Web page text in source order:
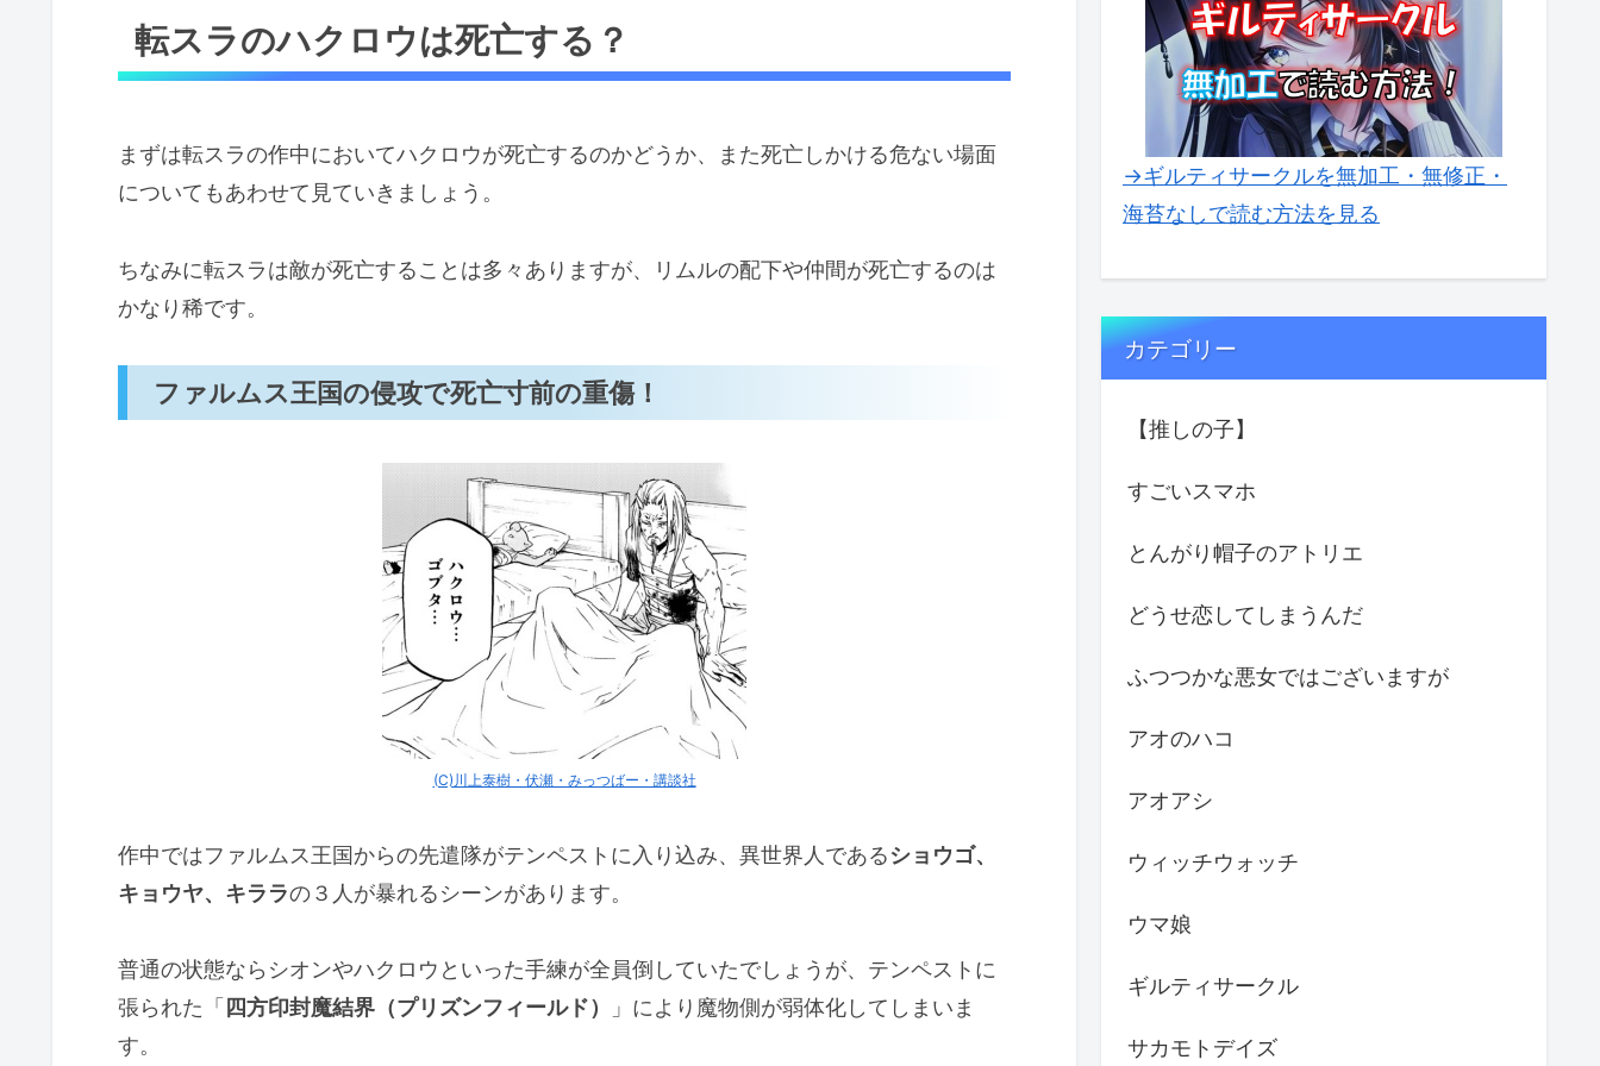
ファルムス王国の侵攻で死亡寸前の重傷！
武闘大会のシオン戦で危うく死亡？
転スラのハクロウは死亡する？
まずは転スラの作中においてハクロウが死亡するのかどうか、また死亡しかける危ない場面
についてもあわせて見ていきましょう。
ちなみに転スラは敵が死亡することは多々ありますが、リムルの配下や仲間が死亡するのは
かなり稀です。
ファルムス王国の侵攻で死亡寸前の重傷！
(C)川上泰樹・伏瀬・みっつばー・講談社
作中ではファルムス王国からの先遣隊がテンペストに入り込み、異世界人であるショウゴ、
キョウヤ、キララの３人が暴れるシーンがあります。
普通の状態ならシオンやハクロウといった手練が全員倒していたでしょうが、テンペストに
張られた「 四方印封魔結界（プリズンフィールド）
」により魔物側が弱体化してしまいま
す。
→ギルティサークルを無加工・無修正・
海苔なしで読む方法を見る
カテゴリー
【推しの子】
すごいスマホ
とんがり帽子のアトリエ
どうせ恋してしまうんだ
ふつつかな悪女ではございますが
アオのハコ
アオアシ
ウィッチウォッチ
ウマ娘
ギルティサークル
サカモトデイズ